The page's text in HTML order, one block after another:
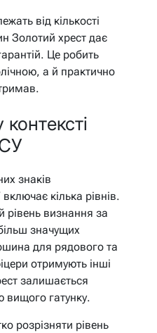
від кількості
Золотий хрест дає
Це робить
а й практично
знаків
кілька рівнів.
визнання за
значущих
для рядового та
отримують інші
залишається
вищого гатунку.
розрізняти рівень